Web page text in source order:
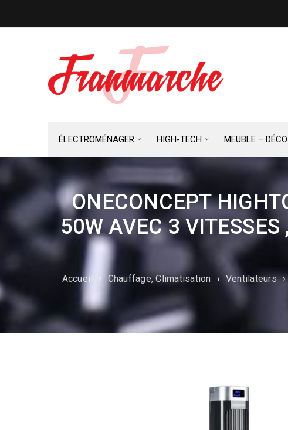
ÉLECTROMÉNAGER HIGH-TECH MEUBLE – DÉCO
ONECONCEPT
50W AVEC 3
Accueil › Chauffage, Climatisation › Ventilateurs ›